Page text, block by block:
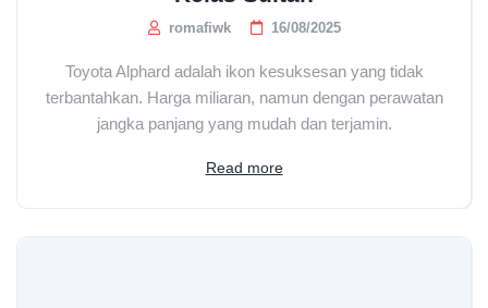
romafiwk 16/08/2025
Toyota Alphard adalah ikon kesuksesan yang tidak
terbantahkan. Harga miliaran, namun dengan perawatan
jangka panjang yang mudah dan terjamin.
Read more